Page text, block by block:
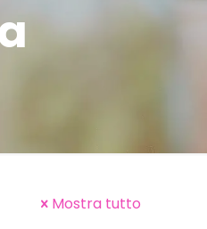
Mostra tutto